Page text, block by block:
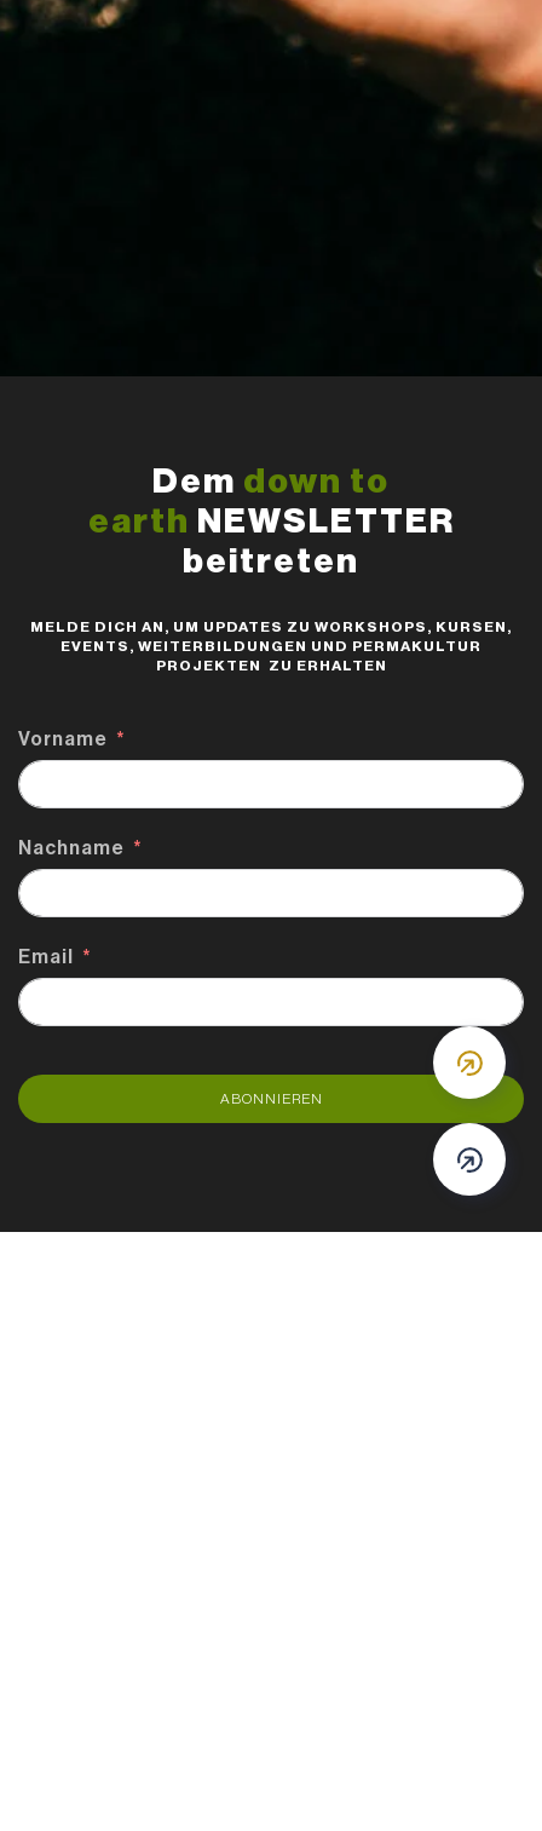
Dem down to
earth NEWSLETTER
beitreten
MELDE DICH AN, UM UPDATES ZU WORKSHOPS, KURSEN,
EVENTS, WEITERBILDUNGEN UND PERMAKULTUR
PROJEKTEN ZU ERHALTEN
Vorname
Nachname
Email
ABONNIEREN